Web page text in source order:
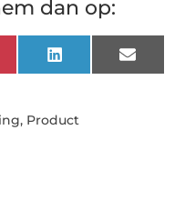
dan op:
LinkedInEmail
, Product